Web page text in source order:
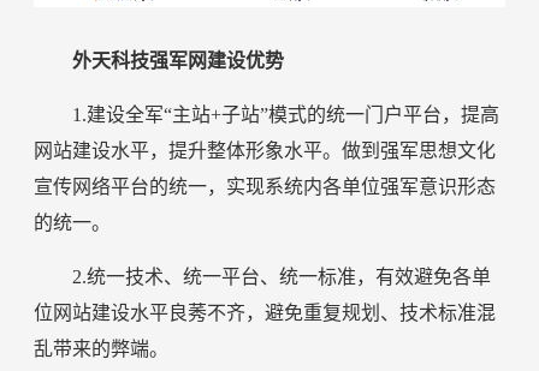
外天科技强军网建设优势
1.建设全军“主站+子站”模式的统一门户平台，提高
网站建设水平，提升整体形象水平。做到强军思想文化
宣传网络平台的统一，实现系统内各单位强军意识形态
的统一。
2.统一技术、统一平台、统一标准，有效避免各单
位网站建设水平良莠不齐，避免重复规划、技术标准混
乱带来的弊端。